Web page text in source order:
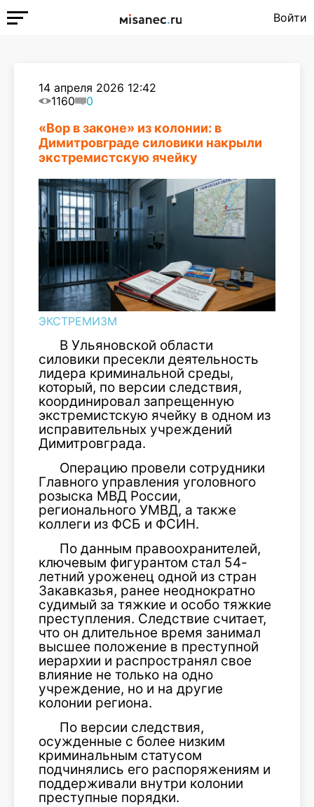
Войти
14 апреля 2026 12:42
1160
0
«Вор в законе» из колонии: в
Димитровграде силовики накрыли
экстремистскую ячейку
ЭКСТРЕМИЗМ
В Ульяновской области
силовики пресекли деятельность
лидера криминальной среды,
который, по версии следствия,
координировал запрещенную
экстремистскую ячейку в одном из
исправительных учреждений
Димитровграда.
Операцию провели сотрудники
Главного управления уголовного
розыска МВД России,
регионального УМВД, а также
коллеги из ФСБ и ФСИН.
По данным правоохранителей,
ключевым фигурантом стал 54-
летний уроженец одной из стран
Закавказья, ранее неоднократно
судимый за тяжкие и особо тяжкие
преступления. Следствие считает,
что он длительное время занимал
высшее положение в преступной
иерархии и распространял свое
влияние не только на одно
учреждение, но и на другие
колонии региона.
По версии следствия,
осужденные с более низким
криминальным статусом
подчинялись его распоряжениям и
поддерживали внутри колонии
преступные порядки.